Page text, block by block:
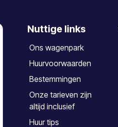
Nuttige links
Ons wagenpark
Huurvoorwaarden
Bestemmingen
Onze tarieven zijn
altijd inclusief
Huur tips